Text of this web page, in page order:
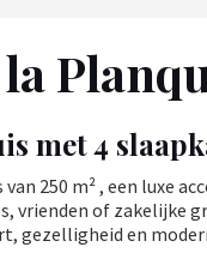
met 4
250 m² , een luxe
vrienden of zakelijke
gezelligheid en